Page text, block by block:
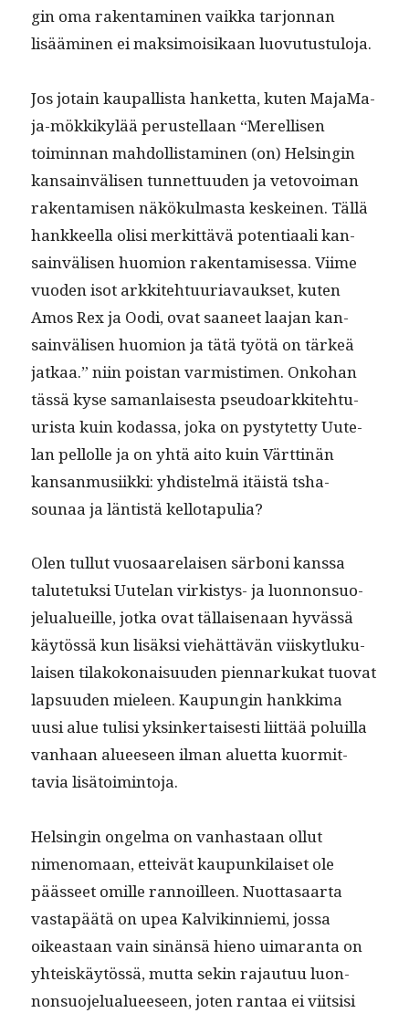
gin oma rak­en­t­a­mi­nen vaik­ka tar­jon­nan
lisäämi­nen ei mak­si­moisikaan luovutustuloja.
Jos jotain kau­pal­lista han­ket­ta, kuten Maja­Ma­
ja-mökkikylää perustel­laan “Merel­lisen
toimin­nan mah­dol­lis­t­a­mi­nen (on) Helsin­gin
kan­sain­välisen tun­net­tuu­den ja vetovoiman
rak­en­tamisen näkökul­mas­ta keskeinen. Täl­lä
han­kkeel­la olisi merkit­tävä poten­ti­aali kan­
sain­välisen huomion rak­en­tamises­sa. Viime
vuo­den isot arkkite­htu­uri­avauk­set, kuten
Amos Rex ja Oodi, ovat saa­neet laa­jan kan­
sain­välisen huomion ja tätä työtä on tärkeä
jatkaa.” niin pois­tan varmisti­men. Onko­han
tässä kyse saman­lais­es­ta pseudoarkkite­htu­
urista kuin kodas­sa, joka on pystytet­ty Uute­
lan pel­lolle ja on yhtä aito kuin Värt­tinän
kansan­musi­ik­ki: yhdis­telmä itäistä tsha­
sounaa ja län­tistä kellotapulia?
Olen tul­lut vuosaare­laisen sär­boni kanssa
talute­tuk­si Uute­lan virk­istys- ja luon­non­suo­
jelu­alueille, jot­ka ovat täl­laise­naan hyvässä
käytössä kun lisäk­si viehät­tävän viiskytluku­
laisen tilakokon­aisu­u­den pien­narkukat tuo­vat
lap­su­u­den mieleen. Kaupun­gin han­kki­ma
uusi alue tulisi yksinker­tais­es­ti liit­tää poluil­la
van­haan alueeseen ilman aluet­ta kuor­mit­
tavia lisätoimintoja.
Helsin­gin ongel­ma on van­has­taan ollut
nimeno­maan, etteivät kaupunki­laiset ole
päässeet omille ran­noilleen. Nuot­tasaar­ta
vastapäätä on upea Kalvikin­nie­mi, jos­sa
oikeas­t­aan vain sinän­sä hieno uimaran­ta on
yhteiskäytössä, mut­ta sekin rajau­tuu luon­
non­suo­jelu­alueeseen, joten rantaa ei viit­sisi